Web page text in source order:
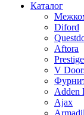
Каталог
Diford
Aftora
Prestige
V
Adden
Ajax